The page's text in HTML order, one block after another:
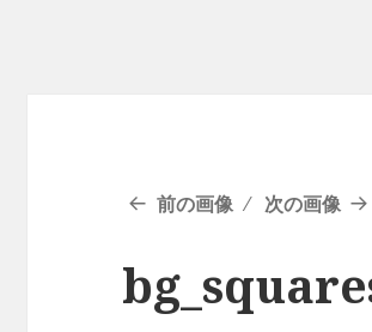
前の画像 次の画像